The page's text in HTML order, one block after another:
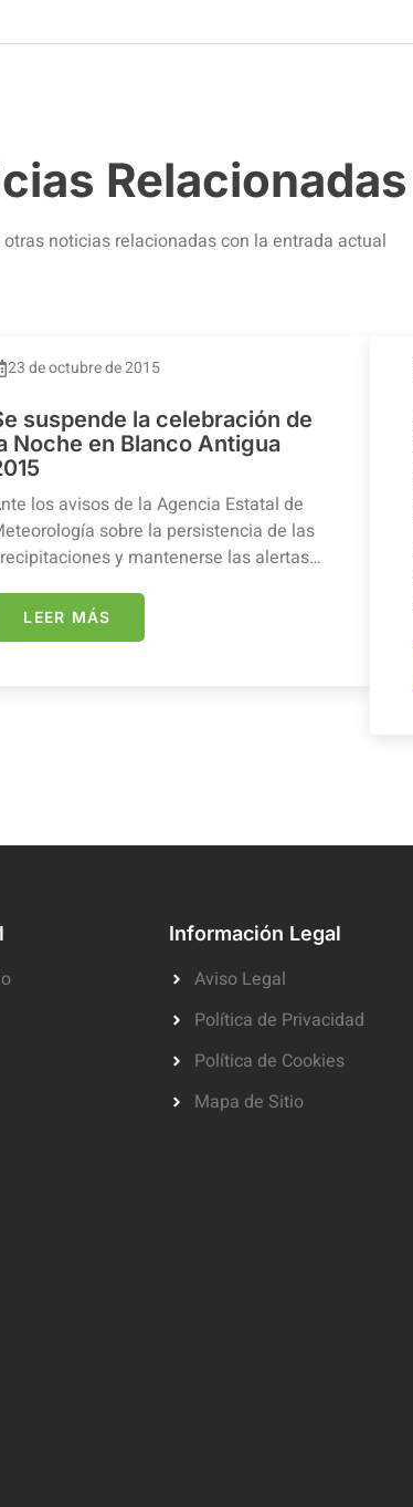
Relacionadas
otras noticias relacionadas con la entrada actual
23 de octubre de 2015
suspende la celebración de
Noche en Blanco Antigua
los avisos de la Agencia Estatal de
sobre la persistencia de las
y mantenerse las alertas…
LEER MÁS
Información Legal
Aviso Legal
Política de Privacidad
Política de Cookies
Mapa de Sitio